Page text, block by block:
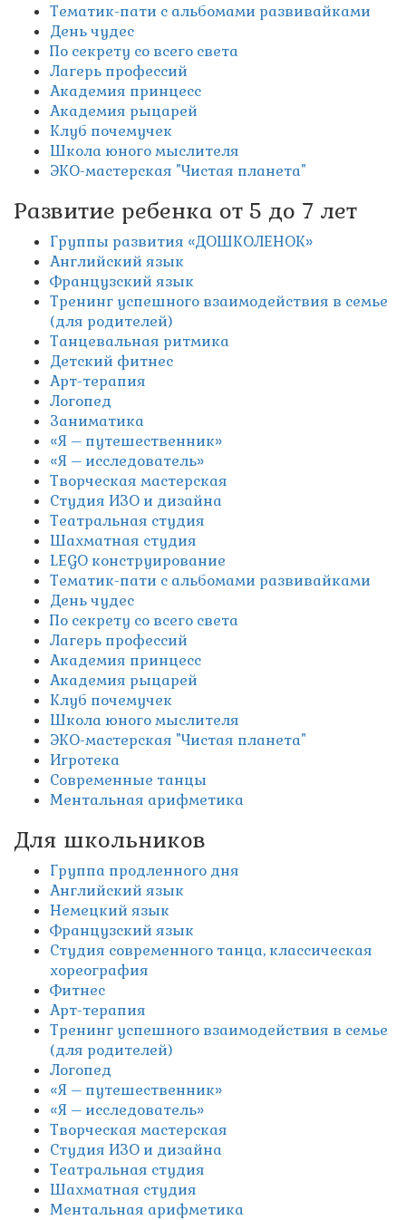
Тематик-пати с альбомами развивайками
День чудес
По секрету со всего света
Лагерь профессий
Академия принцесс
Академия рыцарей
Клуб почемучек
Школа юного мыслителя
ЭКО-мастерская "Чистая планета"
Развитие ребенка от 5 до 7 лет
Группы развития «ДОШКОЛЕНОК»
Английский язык
Французский язык
Тренинг успешного взаимодействия в семье
(для родителей)
Танцевальная ритмика
Детский фитнес
Арт-терапия
Логопед
Заниматика
«Я – путешественник»
«Я – исследователь»
Творческая мастерская
Студия ИЗО и дизайна
Театральная студия
Шахматная студия
LEGO конструирование
Тематик-пати с альбомами развивайками
День чудес
По секрету со всего света
Лагерь профессий
Академия принцесс
Академия рыцарей
Клуб почемучек
Школа юного мыслителя
ЭКО-мастерская "Чистая планета"
Игротека
Современные танцы
Ментальная арифметика
Для школьников
Группа продленного дня
Английский язык
Немецкий язык
Французский язык
Студия современного танца, классическая
хореография
Фитнес
Арт-терапия
Тренинг успешного взаимодействия в семье
(для родителей)
Логопед
«Я – путешественник»
«Я – исследователь»
Творческая мастерская
Студия ИЗО и дизайна
Театральная студия
Шахматная студия
Ментальная арифметика